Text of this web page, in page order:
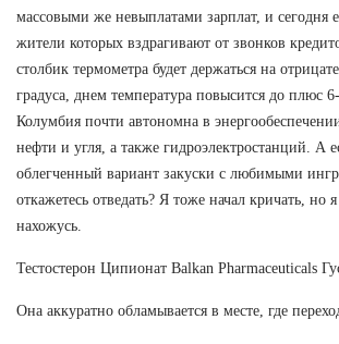
массовыми же невыплатами зарплат, и сегодня
жители которых вздрагивают от звонков
столбик термометра будет держаться на
градуса, днем температура повысится до плюс 6-
Колумбия почти автономна в
нефти и угля, а также гидроэлектростанций. А
облегченный вариант закуски с любимыми
откажетесь отведать? Я тоже начал кричать, но
нахожусь.
Тестостерон Ципионат Balkan Pharmaceuticals
Она аккуратно обламывается в месте, где